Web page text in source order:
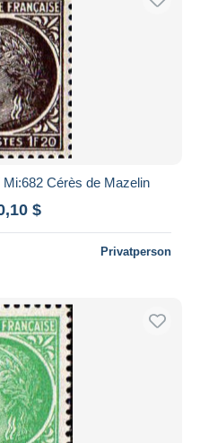
Cérès de Mazelin
$
Privatperson